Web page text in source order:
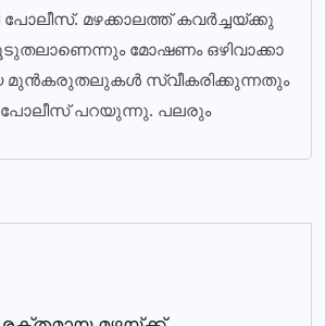
പോ​ലീ​സ്. മ​ഴ​ക്കാ​ല​ത്ത് ക​വ​ര്‍​ച്ച​യ്ക്കു​
മോ​ഷ​ണം ഒ​ഴി​വാ​ക്കാ​
സ്വീ​ക​രി​ക്കു​ന്ന​തും
പ​റ​യു​ന്നു. പ​ല​രും